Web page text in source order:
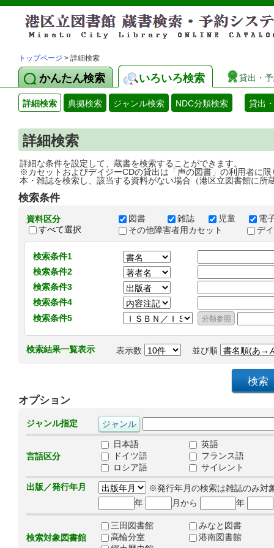
トップページ > 詳細検索
かんたん検索 いろいろ検索 貸出・
詳細検索 典拠検索 ジャンル検索 NDC分類検索 貸出
詳細検索
詳細な条件を設定して、蔵書を検索することができます。
※カセットおよびデイジーCDの貸出は「声の図書」の利用者に限
本・雑誌を検索し、該当する資料がない場合（港区立図書館に所
検索条件
資料区分
すべて選択
図書 雑誌 児童
電
その他障害者用カセット
デ
検索条件1
検索条件2
検索条件3
検索条件4
検索条件5
検索結果一覧表示 表示数 並び順
オプション
ジャンル指定
言語区分
日本語
英語
ドイツ語
フランス語
ロシア語
サイレント
出版／発行年月
※発行年月の検索は雑誌のみ対
年
月から 年
検索対象図書館
三田図書館
みなと図書
高輪分室
港南図書館